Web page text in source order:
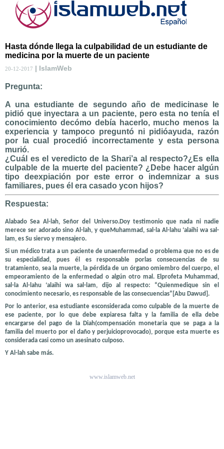
Hasta dónde llega la culpabilidad de un estudiante de
medicina por la muerte de un paciente
20-12-2017 | IslamWeb
Pregunta:
A una estudiante de segundo año de medicinase le
pidió que inyectara a un paciente, pero esta no tenía el
conocimiento decómo debía hacerlo, mucho menos la
experiencia y tampoco preguntó ni pidióayuda, razón
por la cual procedió incorrectamente y esta persona
murió.
¿Cuál es el veredicto de la Shari’a al respecto?¿Es ella
culpable de la muerte del paciente? ¿Debe hacer algún
tipo deexpiación por este error o indemnizar a sus
familiares, pues él era casado ycon hijos?
Respuesta:
Alabado Sea Al-lah, Señor del Universo.Doy testimonio que nada ni nadie
merece ser adorado sino Al-lah, y queMuhammad, sal-la Al-lahu ‘alaihi wa sal-
lam, es Su siervo y mensajero.
Si un médico trata a un paciente de unaenfermedad o problema que no es de
su especialidad, pues él es responsable porlas consecuencias de su
tratamiento, sea la muerte, la pérdida de un órgano omiembro del cuerpo, el
empeoramiento de la enfermedad o algún otro mal. Elprofeta Muhammad,
sal-la Al-lahu ‘alaihi wa sal-lam, dijo al respecto: “Quienmedique sin el
conocimiento necesario, es responsable de las consecuencias”[Abu Dawud].
Por lo anterior, esa estudiante esconsiderada como culpable de la muerte de
ese paciente, por lo que debe expiaresa falta y la familia de ella debe
encargarse del pago de la Diah(compensación monetaria que se paga a la
familia del muerto por el daño y perjuicioprovocado), porque esta muerte es
considerada casi como un asesinato culposo.
Y Al-lah sabe más.
www.islamweb.net